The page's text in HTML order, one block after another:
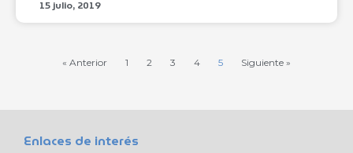
15 julio, 2019
« Anterior 1 2 3 4 5 Siguiente »
Enlaces de interés